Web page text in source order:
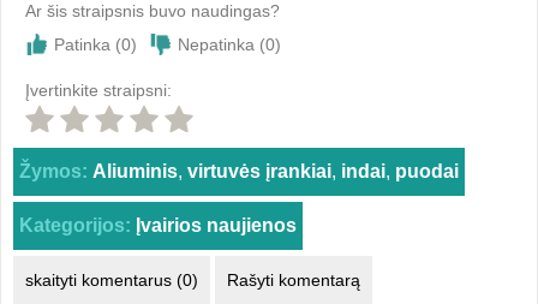
Ar šis straipsnis buvo naudingas?
Patinka (0) Nepatinka (0)
Įvertinkite straipsni:
Žymos: Aliuminis, virtuvės įrankiai, indai, puodai
Kategorijos: Įvairios naujienos
skaityti komentarus (0) Rašyti komentarą